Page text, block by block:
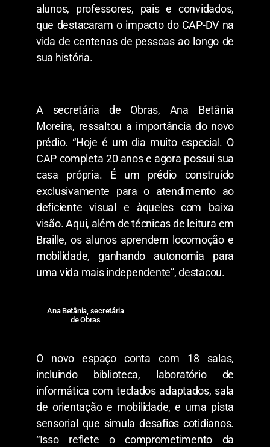
alunos, professores, pais e convidados,
que destacaram o impacto do CAP-DV na
vida de centenas de pessoas ao longo de
sua história.
A secretária de Obras, Ana Betânia
Moreira, ressaltou a importância do novo
prédio. “Hoje é um dia muito especial. O
CAP completa 20 anos e agora possui sua
casa própria. É um prédio construído
exclusivamente para o atendimento ao
deficiente visual e àqueles com baixa
visão. Aqui, além de técnicas de leitura em
Braille, os alunos aprendem locomoção e
mobilidade, ganhando autonomia para
uma vida mais independente”, destacou.
Ana Betânia, secretária
de Obras
O novo espaço conta com 18 salas,
incluindo biblioteca, laboratório de
informática com teclados adaptados, sala
de orientação e mobilidade, e uma pista
sensorial que simula desafios cotidianos.
“Isso reflete o comprometimento da